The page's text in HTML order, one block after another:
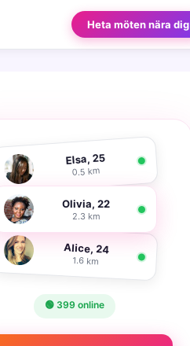
Heta möten nära dig
Elsa, 25
0.5 km
Olivia, 22
2.3 km
Alice, 24
1.6 km
🟢 399 online